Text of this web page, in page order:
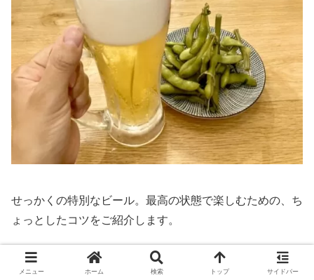
せっかくの特別なビール。最高の状態で楽しむための、ち
ょっとしたコツをご紹介します。
おすすめのペアリング：和食やシンプルな味付
メニュー ホーム 検索 トップ サイドバー